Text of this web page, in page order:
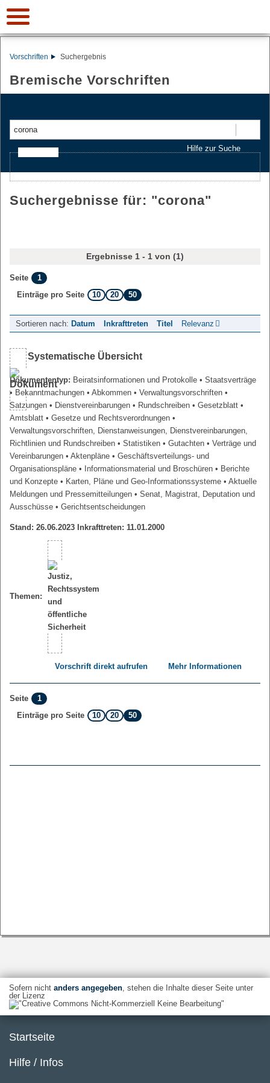
Vorschriften Suchergebnis
Bremische Vorschriften
Hilfe zur Suche
Suchergebnisse für: "corona"
Ergebnisse 1 - 1 von (1)
Seite
1
Einträge pro Seite
10 20 50
Sortieren nach: Datum Inkrafttreten Titel Relevanz
Systematische Übersicht
Dokumententyp: Beiratsinformationen und Protokolle • Staatsverträge
• Bekanntmachungen • Abkommen • Verwaltungsvorschriften •
Satzungen • Dienstvereinbarungen • Rundschreiben • Gesetzblatt •
Amtsblatt • Gesetze und Rechtsverordnungen •
Verwaltungsvorschriften, Dienstanweisungen, Dienstvereinbarungen,
Richtlinien und Rundschreiben • Statistiken • Gutachten • Verträge und
Vereinbarungen • Aktenpläne • Geschäftsverteilungs- und
Organisationspläne • Informationsmaterial und Broschüren • Berichte
und Konzepte • Karten, Pläne und Geo-Informationssysteme • Aktuelle
Meldungen und Pressemitteilungen • Senat, Magistrat, Deputation und
Ausschüsse • Gerichtsentscheidungen
Stand: 26.06.2023 Inkrafttreten: 11.01.2000
Themen:
Vorschrift direkt aufrufen Mehr Informationen
Seite
1
Einträge pro Seite
10 20 50
Sofern nicht anders angegeben, stehen die Inhalte dieser Seite unter
der Lizenz
Startseite
Hilfe / Infos